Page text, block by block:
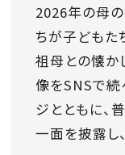
SDGs
MAGAZINE
2026年の母の
ちが子どもた
祖母との懐か
像をSNSで続
ジとともに、
一面を披露し